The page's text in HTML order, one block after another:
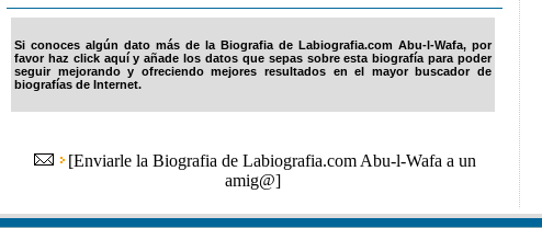
Si conoces algún dato más de la Biografia de Labiografia.com Abu-l-Wafa, por
favor haz click aquí y añade los datos que sepas sobre esta biografía para poder
seguir mejorando y ofreciendo mejores resultados en el mayor buscador de
biografías de Internet.
[Enviarle la Biografia de Labiografia.com Abu-l-Wafa a un
amig@]